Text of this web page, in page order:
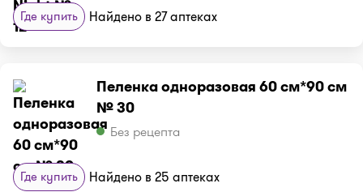
Где купить Найдено в 27 аптеках
Пеленка одноразовая 60 см*90 см
№ 30
Без рецепта
Где купить Найдено в 25 аптеках